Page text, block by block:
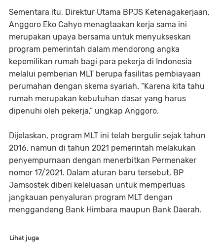
Sementara itu, Direktur Utama BPJS Ketenagakerjaan,
Anggoro Eko Cahyo menagtaakan kerja sama ini
merupakan upaya bersama untuk menyukseskan
program pemerintah dalam mendorong angka
kepemilikan rumah bagi para pekerja di Indonesia
melalui pemberian MLT berupa fasilitas pembiayaan
perumahan dengan skema syariah. “Karena kita tahu
rumah merupakan kebutuhan dasar yang harus
dipenuhi oleh pekerja,” ungkap Anggoro.
Dijelaskan, program MLT ini telah bergulir sejak tahun
2016, namun di tahun 2021 pemerintah melakukan
penyempurnaan dengan menerbitkan Permenaker
nomor 17/2021. Dalam aturan baru tersebut, BP
Jamsostek diberi keleluasan untuk memperluas
jangkauan penyaluran program MLT dengan
menggandeng Bank Himbara maupun Bank Daerah.
Lihat juga